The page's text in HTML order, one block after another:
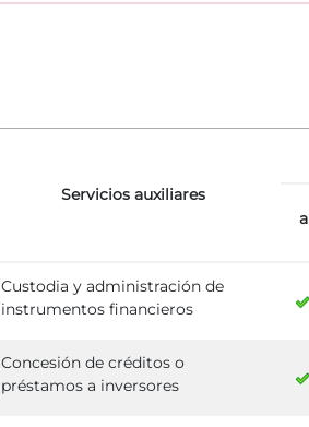
Servicios auxiliares
a
Custodia y administración de
instrumentos financieros
Concesión de créditos o
préstamos a inversores